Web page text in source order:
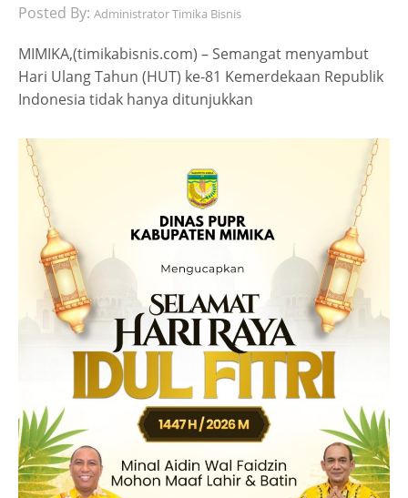
Posted By: Administrator Timika Bisnis
MIMIKA,(timikabisnis.com) – Semangat menyambut
Hari Ulang Tahun (HUT) ke-81 Kemerdekaan Republik
Indonesia tidak hanya ditunjukkan